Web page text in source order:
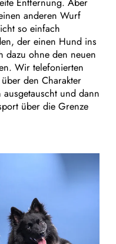
anderen Wurf
so einfach
der einen Hund ins
dazu ohne den neuen
Wir telefonierten
den Charakter
und dann
über die Grenze